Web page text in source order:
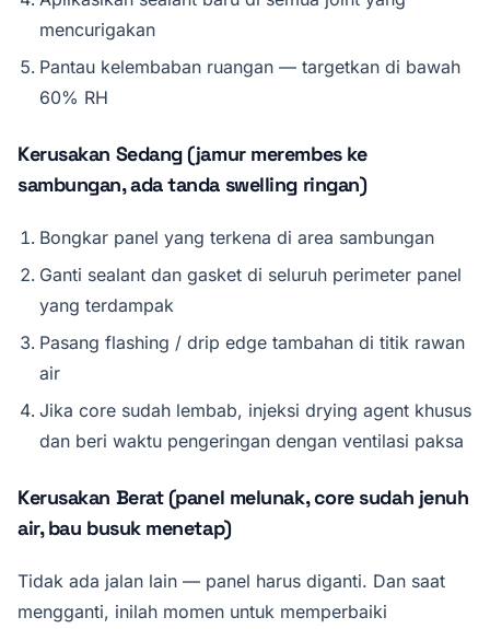
mencurigakan
Pantau kelembaban ruangan — targetkan di bawah
60% RH
Kerusakan Sedang (jamur merembes ke
sambungan, ada tanda swelling ringan)
Bongkar panel yang terkena di area sambungan
Ganti sealant dan gasket di seluruh perimeter panel
yang terdampak
Pasang flashing / drip edge tambahan di titik rawan
air
Jika core sudah lembab, injeksi drying agent khusus
dan beri waktu pengeringan dengan ventilasi paksa
Kerusakan Berat (panel melunak, core sudah jenuh
air, bau busuk menetap)
Tidak ada jalan lain — panel harus diganti. Dan saat
mengganti, inilah momen untuk memperbaiki